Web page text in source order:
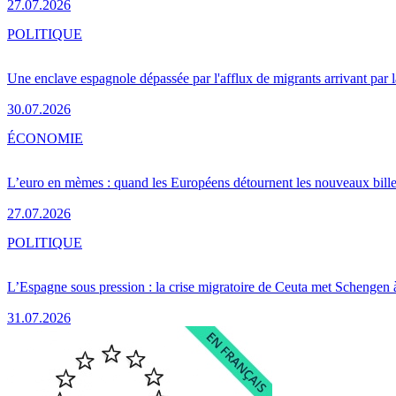
27.07.2026
Une enclave espagnole dépassée par l'afflux de migrants arrivant par
30.07.2026
POLITIQUE
L’euro en mèmes : quand les Européens détournent les nouveaux
27.07.2026
ÉCONOMIE
L’Espagne sous pression : la crise migratoire de Ceuta met Schengen
31.07.2026
POLITIQUE